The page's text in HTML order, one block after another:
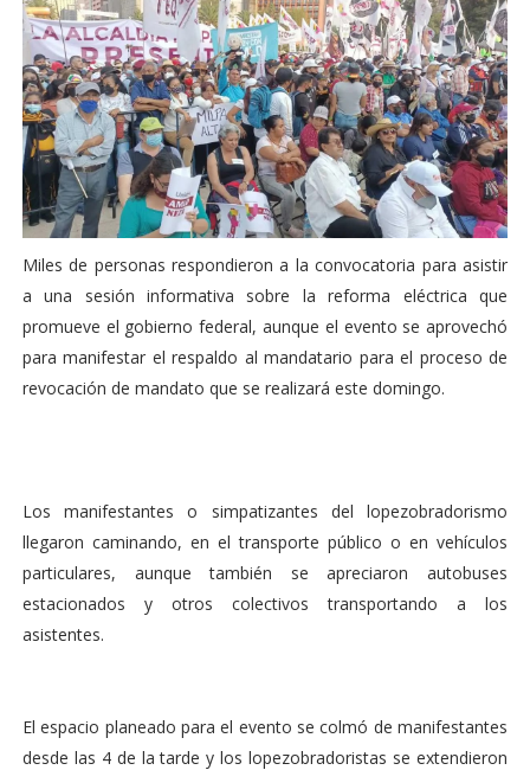
Miles de personas respondieron a la convocatoria para asistir
a una sesión informativa sobre la reforma eléctrica que
promueve el gobierno federal, aunque el evento se aprovechó
para manifestar el respaldo al mandatario para el proceso de
revocación de mandato que se realizará este domingo.
Los manifestantes o simpatizantes del lopezobradorismo
llegaron caminando, en el transporte público o en vehículos
particulares, aunque también se apreciaron autobuses
estacionados y otros colectivos transportando a los
asistentes.
El espacio planeado para el evento se colmó de manifestantes
desde las 4 de la tarde y los lopezobradoristas se extendieron